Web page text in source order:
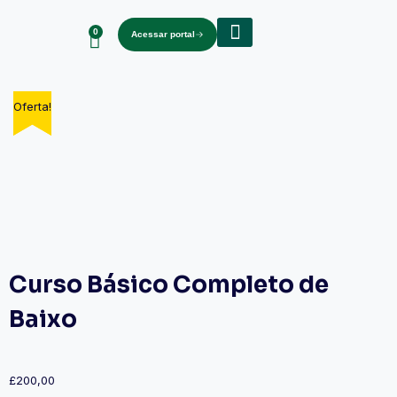
0 Acessar portal
Curso Básico Completo de
Baixo
£200,00
Oferta!
Oferta!